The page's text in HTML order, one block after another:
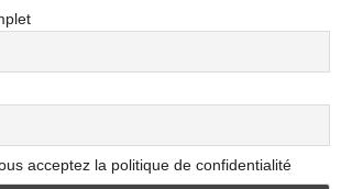
acceptez la politique de confidentialité